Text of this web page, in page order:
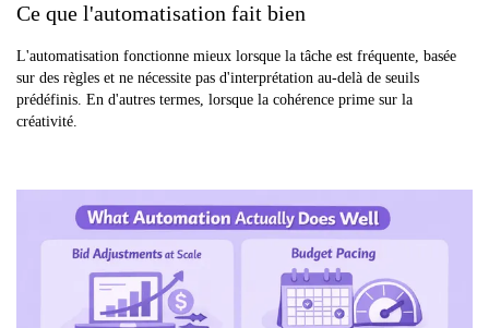
Ce que l'automatisation fait bien
L'automatisation fonctionne mieux lorsque la tâche est fréquente, basée
sur des règles et ne nécessite pas d'interprétation au-delà de seuils
prédéfinis. En d'autres termes, lorsque la cohérence prime sur la
créativité.